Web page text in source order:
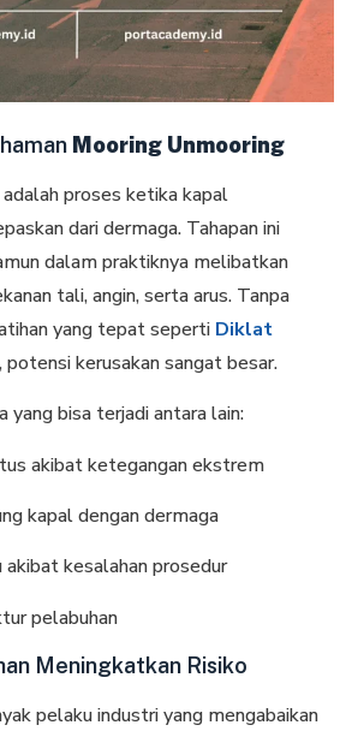
Mooring Unmooring
adalah proses ketika kapal
dari dermaga. Tahapan ini
dalam praktiknya melibatkan
tali, angin, serta arus. Tanpa
yang tepat seperti Diklat
, potensi kerusakan sangat besar.
yang bisa terjadi antara lain:
akibat ketegangan ekstrem
kapal dengan dermaga
akibat kesalahan prosedur
pelabuhan
Meningkatkan Risiko
pelaku industri yang mengabaikan